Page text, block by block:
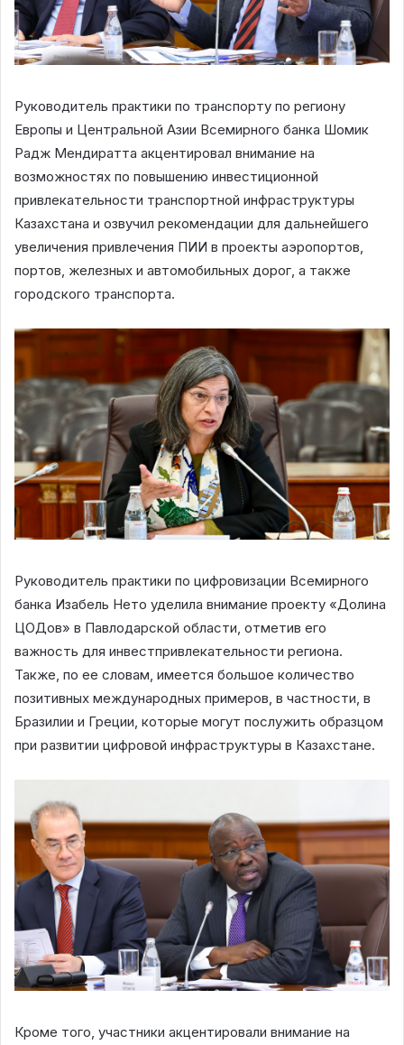
Руководитель практики по транспорту по региону
Европы и Центральной Азии Всемирного банка Шомик
Радж Мендиратта акцентировал внимание на
возможностях по повышению инвестиционной
привлекательности транспортной инфраструктуры
Казахстана и озвучил рекомендации для дальнейшего
увеличения привлечения ПИИ в проекты аэропортов,
портов, железных и автомобильных дорог, а также
городского транспорта.
Руководитель практики по цифровизации Всемирного
банка Изабель Нето уделила внимание проекту «Долина
ЦОДов» в Павлодарской области, отметив его
важность для инвестпривлекательности региона.
Также, по ее словам, имеется большое количество
позитивных международных примеров, в частности, в
Бразилии и Греции, которые могут послужить образцом
при развитии цифровой инфраструктуры в Казахстане.
Кроме того, участники акцентировали внимание на